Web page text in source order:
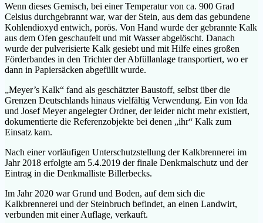
Wenn dieses Gemisch, bei einer Temperatur von ca. 900 Grad
Celsius durchgebrannt war, war der Stein, aus dem das gebundene
Kohlendioxyd entwich, porös. Von Hand wurde der gebrannte Kalk
aus dem Ofen geschaufelt und mit Wasser abgelöscht. Danach
wurde der pulverisierte Kalk gesiebt und mit Hilfe eines großen
Förderbandes in den Trichter der Abfüllanlage transportiert, wo er
dann in Papiersäcken abgefüllt wurde.
„Meyer’s Kalk“ fand als geschätzter Baustoff, selbst über die
Grenzen Deutschlands hinaus vielfältig Verwendung. Ein von Ida
und Josef Meyer angelegter Ordner, der leider nicht mehr existiert,
dokumentierte die Referenzobjekte bei denen „ihr“ Kalk zum
Einsatz kam.
Nach einer vorläufigen Unterschutzstellung der Kalkbrennerei im
Jahr 2018 erfolgte am 5.4.2019 der finale Denkmalschutz und der
Eintrag in die Denkmalliste Billerbecks.
Im Jahr 2020 war Grund und Boden, auf dem sich die
Kalkbrennerei und der Steinbruch befindet, an einen Landwirt,
verbunden mit einer Auflage, verkauft.